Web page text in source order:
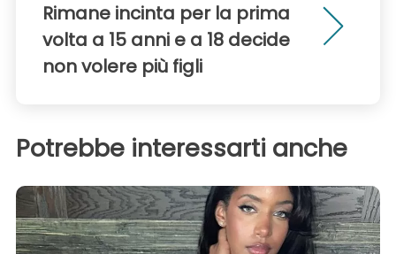
Rimane incinta per la prima
volta a 15 anni e a 18 decide
non volere più figli
Potrebbe interessarti anche